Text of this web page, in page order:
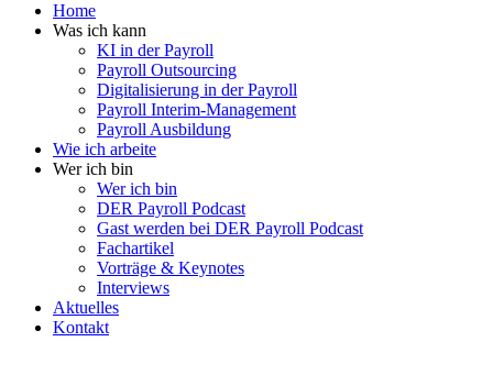
Home
Was ich kann
KI in der Payroll
Payroll Outsourcing
Digitalisierung in der Payroll
Payroll Interim-Management
Payroll Ausbildung
Wie ich arbeite
Wer ich bin
Wer ich bin
DER Payroll Podcast
Gast werden bei DER Payroll Podcast
Fachartikel
Vorträge & Keynotes
Interviews
Aktuelles
Kontakt